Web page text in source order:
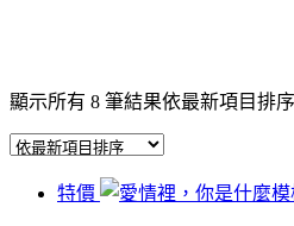
顯示所有 8 筆結果依最新項目排序
特價